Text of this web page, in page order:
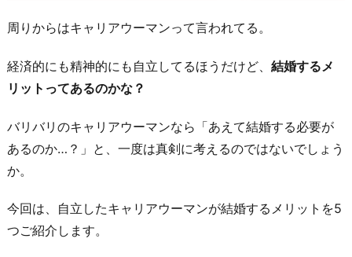
周りからはキャリアウーマンって言われてる。
経済的にも精神的にも自立してるほうだけど、 結婚するメ
リットってあるのかな？
バリバリのキャリアウーマンなら「あえて結婚する必要が
あるのか…？」と、一度は真剣に考えるのではないでしょう
か。
今回は、自立したキャリアウーマンが結婚するメリットを5
つご紹介します。